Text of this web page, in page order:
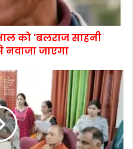
को 'बलराज साहनी
जाएगा